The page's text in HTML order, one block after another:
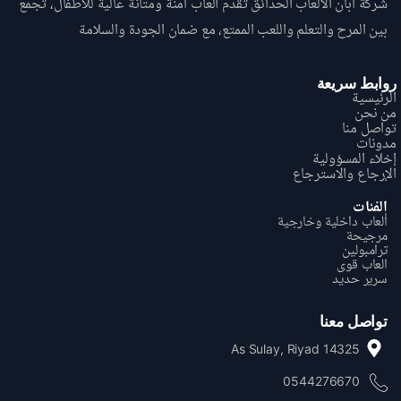
بين المرح والتعلم واللعب الممتع، مع ضمان الجودة والسلامة
روابط سريعة
الرئيسية
من نحن
تواصل منا
مدونات
إخلاء المسؤولية
الإرجاع والاسترجاع
الفئات
ألعاب داخلية وخارجية
مرجيحة
ترامبولين
العاب قوی
سریر حدید
تواصل معنا
As Sulay, Riyad 14325
0544276670